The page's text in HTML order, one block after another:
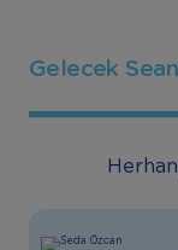
Gelecek